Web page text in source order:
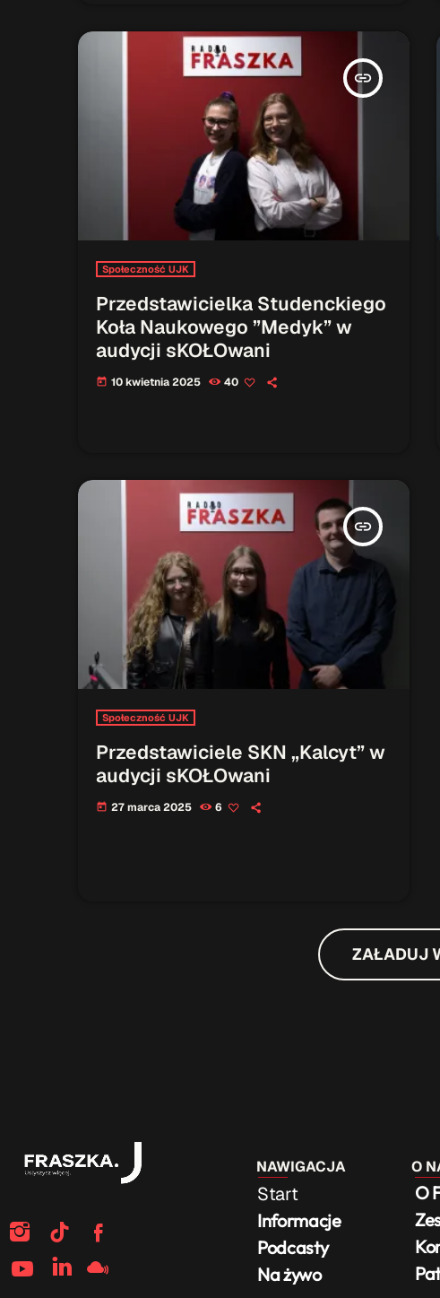
insert_link
Społeczność UJK
Przedstawicielka Studenckiego
Koła Naukowego ”Medyk” w
audycji sKOŁOwani
today 10 kwietnia 2025 40
insert_link
Społeczność UJK
Przedstawiciele SKN „Kalcyt” w
audycji sKOŁOwani
today 27 marca 2025 6
ZAŁADUJ
Start
Informacje
Podcasty
Na żywo
O
NAWIGACJA O